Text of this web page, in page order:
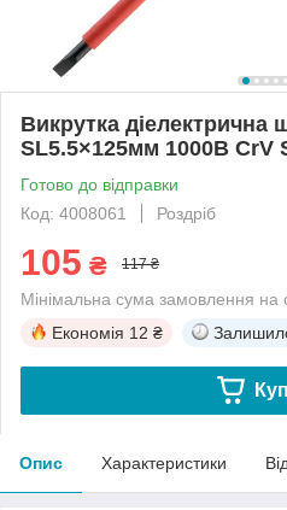
Викрутка діелектрична
SL5.5×125мм 1000В CrV
Готово до відправки
Код: 4008061
Роздріб
105 ₴ 117 ₴
Мінімальна сума замовлення на
Економія 12 ₴
Опис Характеристики